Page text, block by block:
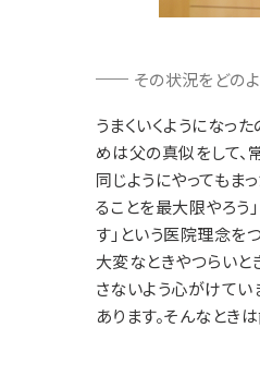
その状況をどの
うまくいくようになっ
めは父の真似をして、
同じようにやってもま
ることを最大限やろう
す」という医院理念を
大変なときやつらいと
さないよう心がけてい
あります。そんなとき